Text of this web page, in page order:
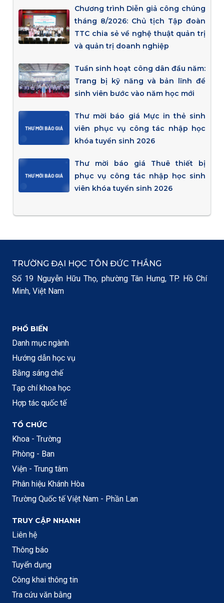
Chương trình Diễn giả công chúng
tháng 8/2026: Chủ tịch Tập đoàn
TTC chia sẻ về nghệ thuật quản trị
và quản trị doanh nghiệp
Tuần sinh hoạt công dân đầu năm:
Trang bị kỹ năng và bản lĩnh để
sinh viên bước vào năm học mới
Thư mời báo giá Mực in thẻ sinh
viên phục vụ công tác nhập học
khóa tuyển sinh 2026
Thư mời báo giá Thuê thiết bị
phục vụ công tác nhập học sinh
viên khóa tuyển sinh 2026
TRƯỜNG ĐẠI HỌC TÔN ĐỨC THẮNG
Số 19 Nguyễn Hữu Thọ, phường Tân Hưng, TP. Hồ Chí
Minh, Việt Nam
PHỔ BIẾN
Danh mục ngành
Hướng dẫn học vụ
Bằng sáng chế
Tạp chí khoa học
Hợp tác quốc tế
TỔ CHỨC
Khoa - Trường
Phòng - Ban
Viện - Trung tâm
Phân hiệu Khánh Hòa
Trường Quốc tế Việt Nam - Phần Lan
TRUY CẬP NHANH
Liên hệ
Thông báo
Tuyển dụng
Công khai thông tin
Tra cứu văn bằng